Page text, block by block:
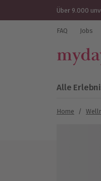
Über 9.000
FAQ Jobs
Alle
Home /